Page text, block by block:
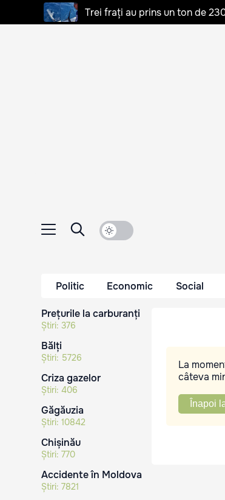
Trei frați au prins un ton de
Politic Economic Social
Prețurile la carburanți
Știri: 376
Bălți
Știri: 5726
Criza gazelor
Știri: 406
Găgăuzia
Știri: 10842
Chișinău
Știri: 770
Accidente în Moldova
Știri: 7821
La
câteva
Înapoi